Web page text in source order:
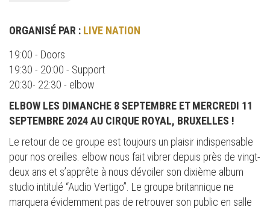
ORGANISÉ PAR : LIVE NATION
19:00 - Doors
19:30 - 20:00 - Support
20:30- 22:30 - elbow
ELBOW LES DIMANCHE 8 SEPTEMBRE ET MERCREDI 11
SEPTEMBRE 2024 AU CIRQUE ROYAL, BRUXELLES !
Le retour de ce groupe est toujours un plaisir indispensable
pour nos oreilles. elbow nous fait vibrer depuis près de vingt-
deux ans et s’apprête à nous dévoiler son dixième album
studio intitulé “Audio Vertigo”. Le groupe britannique ne
marquera évidemment pas de retrouver son public en salle